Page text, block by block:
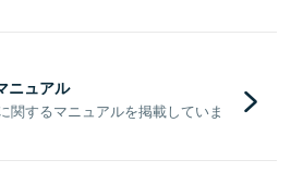
ニュアル
関するマニュアルを掲載していま